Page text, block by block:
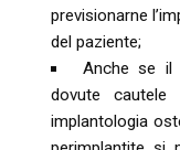
previsionarne
del paziente;
Anche se il
dovute
implantologia